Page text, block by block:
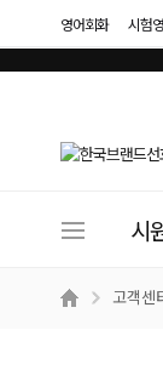
영어회화 시험
이
메
시
고객센